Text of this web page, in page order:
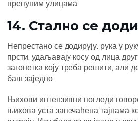
препуним улицама.
14. Стално се
Непрестано се додирују: рука у
прсти, удаљавају косу од лица
загонетка коју треба решити, али
баш заједно.
Њихови интензивни погледи
њихова уста запечаћена тајнама